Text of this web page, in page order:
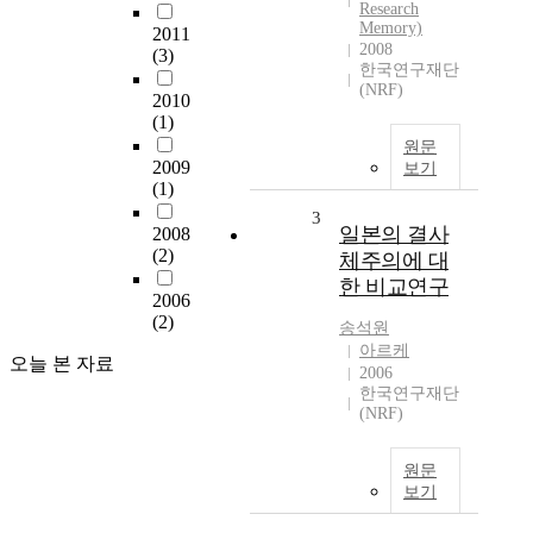
2011
(3)
2010
(1)
2009
(1)
2008
(2)
2006
(2)
오늘 본 자료
Research
Memory)
2008
한국연구재단
(NRF)
원문
보기
3
일본의 결사
체주의에 대
한 비교연구
송석원
아르케
2006
한국연구재단
(NRF)
원문
보기